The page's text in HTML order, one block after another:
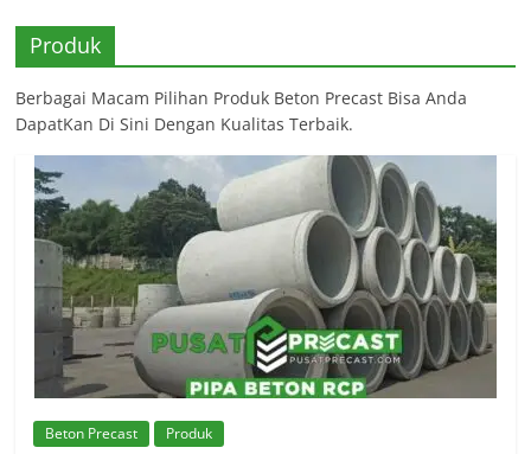
Produk
Berbagai Macam Pilihan Produk Beton Precast Bisa Anda
DapatKan Di Sini Dengan Kualitas Terbaik.
Beton Precast Produk